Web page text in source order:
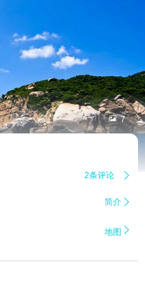
 7
2条评论 
简介 
地图 